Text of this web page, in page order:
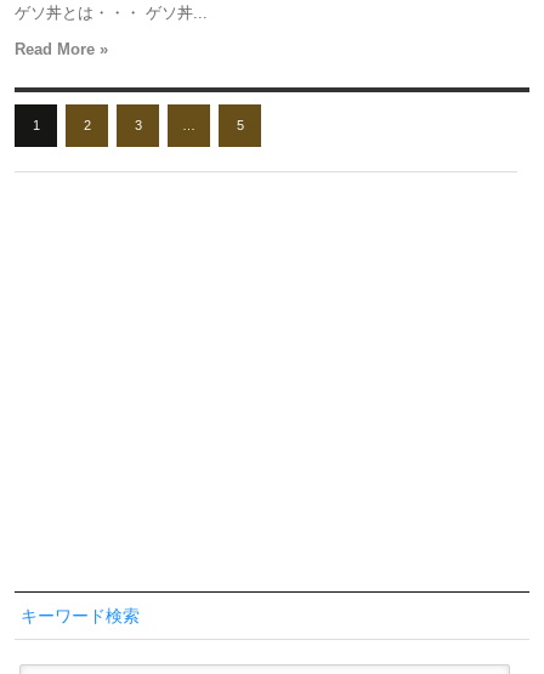
ゲソ丼とは・・・ ゲソ丼...
Read More »
1 2 3 5
キーワード検索